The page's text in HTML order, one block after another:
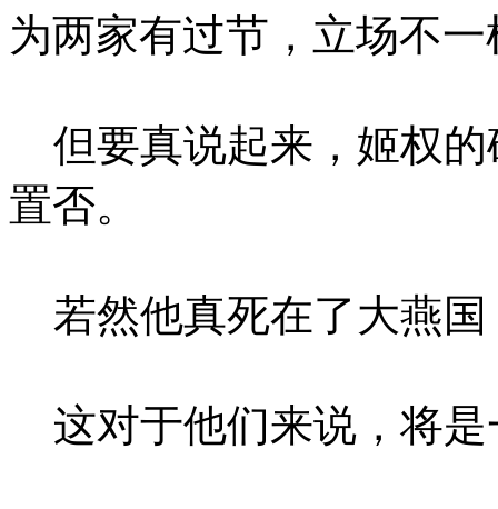
为两家有过节，立场不一
但要真说起来，姬权的
置否。
若然他真死在了大燕国
这对于他们来说，将是